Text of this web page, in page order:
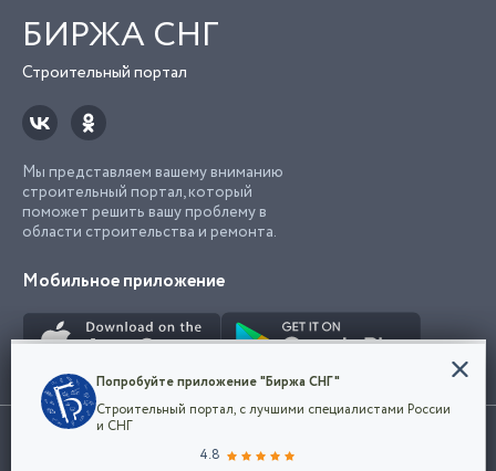
БИРЖА СНГ
Строительный портал
Мы представляем вашему вниманию
строительный портал, который
поможет решить вашу проблему в
области строительства и ремонта.
Мобильное приложение
Использование сайта, в том числе подача объявлений, означает
марки представленные на сайте являются собственностью их
Конфиденциальность
Мы используем файлы cookie, чтобы сделать
наш сайт удобным для каждого
Попробуйте приложение "Биржа СНГ"
Строительный портал, с лучшими специалистами России
и СНГ
4.8